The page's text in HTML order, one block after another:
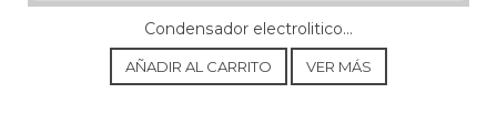
Condensador electrolitico...
AÑADIR AL CARRITO VER MÁS